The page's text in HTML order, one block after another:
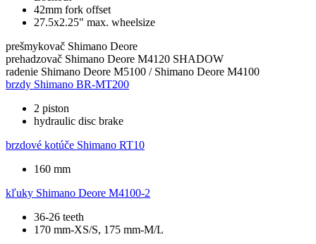
42mm fork offset
27.5x2.25" max. wheelsize
prešmykovač Shimano Deore
prehadzovač Shimano Deore M4120 SHADOW
radenie Shimano Deore M5100 / Shimano Deore M4100
brzdy Shimano BR-MT200
2 piston
hydraulic disc brake
brzdové kotúče Shimano RT10
160 mm
kľuky Shimano Deore M4100-2
36-26 teeth
170 mm-XS/S, 175 mm-M/L